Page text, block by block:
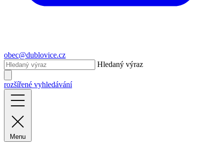
obec@dublovice.cz
Hledaný výraz
rozšířené vyhledávání
Menu